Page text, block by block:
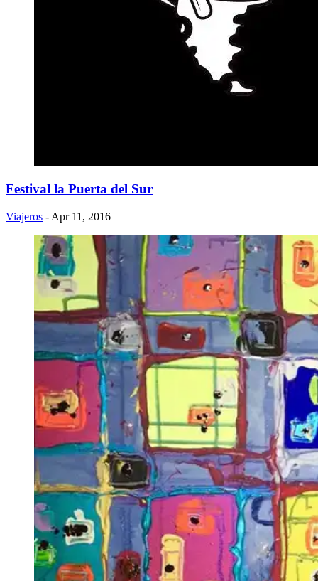
Festival la Puerta del Sur
Viajeros - Apr 11, 2016